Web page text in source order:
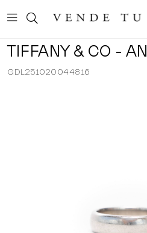
TIFFANY & CO -
GDL251020044816